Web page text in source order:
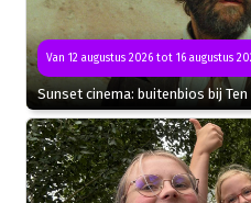
Van 12 augustus 2026 tot 16 augustus
Sunset cinema: buitenbios bij